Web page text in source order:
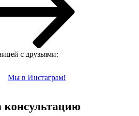
с друзьями:
Мы в Инстаграм!
консультацию